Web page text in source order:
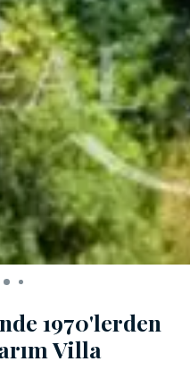
1970'lerden
Villa